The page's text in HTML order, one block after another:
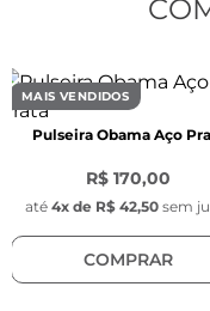
MAIS VENDIDOS
Pulseira Obama Aço
R$ 170,00
até 4x de R$ 42,50 sem
COMPRAR